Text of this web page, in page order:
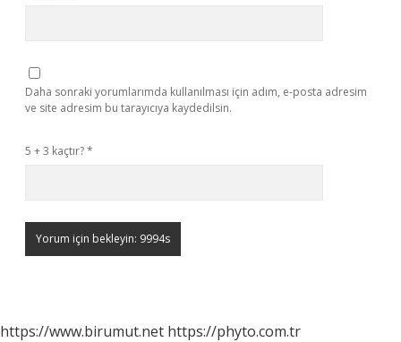
Daha sonraki yorumlarımda kullanılması için adım, e-posta adresim
ve site adresim bu tarayıcıya kaydedilsin.
5 + 3 kaçtır?*
https://www.birumut.net https://phyto.com.tr